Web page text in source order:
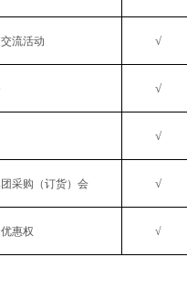
流活动
√
√
√
采购（订货）会 √
惠权 √